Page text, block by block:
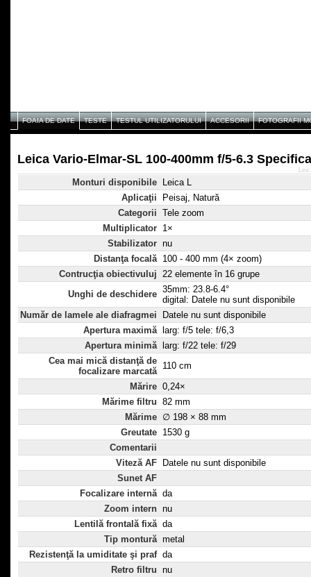
FOAIA DE DATE TESTE TESTUL UTILIZATORULUI ACCESORII FOTOGRAFII
Leica Vario-Elmar-SL 100-400mm f/5-6.3
Monturi disponibile
Leica L
Aplicaţii
Peisaj, Natură
Categorii Tele zoom
Multiplicator 1×
Stabilizator nu
Distanţa focală 100 - 400 mm (4× zoom)
Contrucţia obiectivuluj 22 elemente în 16 grupe
Unghi de deschidere 35mm: 23.8-6.4°
digital: Datele nu sunt disponibile
Număr de lamele ale diafragmei
Datele nu sunt disponibile
Apertura maximă
larg: f/5 tele: f/6,3
Apertura minimă
larg: f/22 tele: f/29
Cea mai mică distanţă de
focalizare marcată
110 cm
Mărire 0,24×
Mărime filtru 82 mm
Mărime ∅ 198 × 88 mm
Greutate 1530 g
Comentarii
Viteză AF
Datele nu sunt disponibile
Sunet AF
Focalizare internă da
Zoom intern nu
Lentilă frontală fixă da
Tip montură metal
Rezistenţă la umiditate şi praf da
Retro filtru nu